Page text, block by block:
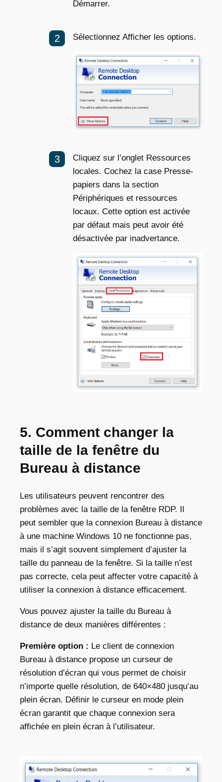
Démarrer.
Sélectionnez Afficher les options.
Cliquez sur l’onglet Ressources
locales. Cochez la case Presse-
papiers dans la section
Périphériques et ressources
locaux. Cette option est activée
par défaut mais peut avoir été
désactivée par inadvertance.
5. Comment changer la
taille de la fenêtre du
Bureau à distance
Les utilisateurs peuvent rencontrer des
problèmes avec la taille de la fenêtre RDP. Il
peut sembler que la connexion Bureau à distance
à une machine Windows 10 ne fonctionne pas,
mais il s’agit souvent simplement d’ajuster la
taille du panneau de la fenêtre. Si la taille n’est
pas correcte, cela peut affecter votre capacité à
utiliser la connexion à distance efficacement.
Vous pouvez ajuster la taille du Bureau à
distance de deux manières différentes :
Première option : Le client de connexion
Bureau à distance propose un curseur de
résolution d’écran qui vous permet de choisir
n’importe quelle résolution, de 640×480 jusqu’au
plein écran. Définir le curseur en mode plein
écran garantit que chaque connexion sera
affichée en plein écran à l’utilisateur.